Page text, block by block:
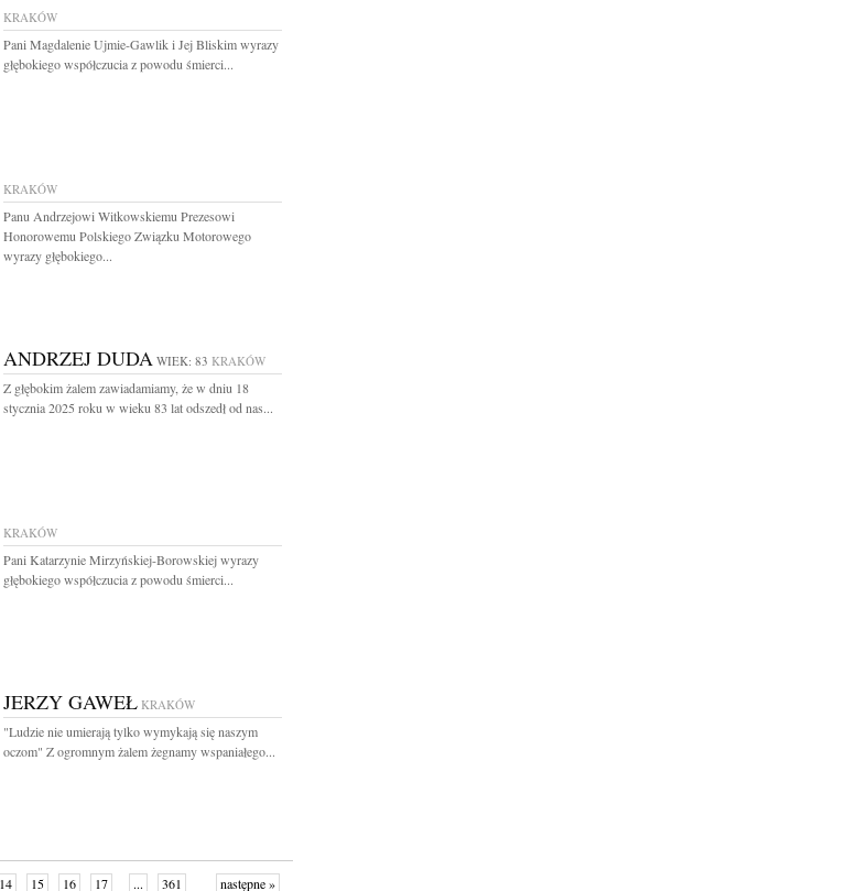
KRAKÓW
Pani Magdalenie Ujmie-Gawlik i Jej Bliskim wyrazy
głębokiego współczucia z powodu śmierci...
KRAKÓW
Panu Andrzejowi Witkowskiemu Prezesowi
Honorowemu Polskiego Związku Motorowego
wyrazy głębokiego...
ANDRZEJ DUDA WIEK: 83 KRAKÓW
Z głębokim żalem zawiadamiamy, że w dniu 18
stycznia 2025 roku w wieku 83 lat odszedł od nas...
KRAKÓW
Pani Katarzynie Mirzyńskiej-Borowskiej wyrazy
głębokiego współczucia z powodu śmierci...
JERZY GAWEŁ KRAKÓW
"Ludzie nie umierają tylko wymykają się naszym
oczom" Z ogromnym żalem żegnamy wspaniałego...
14 15 16 17 ... 361 następne »